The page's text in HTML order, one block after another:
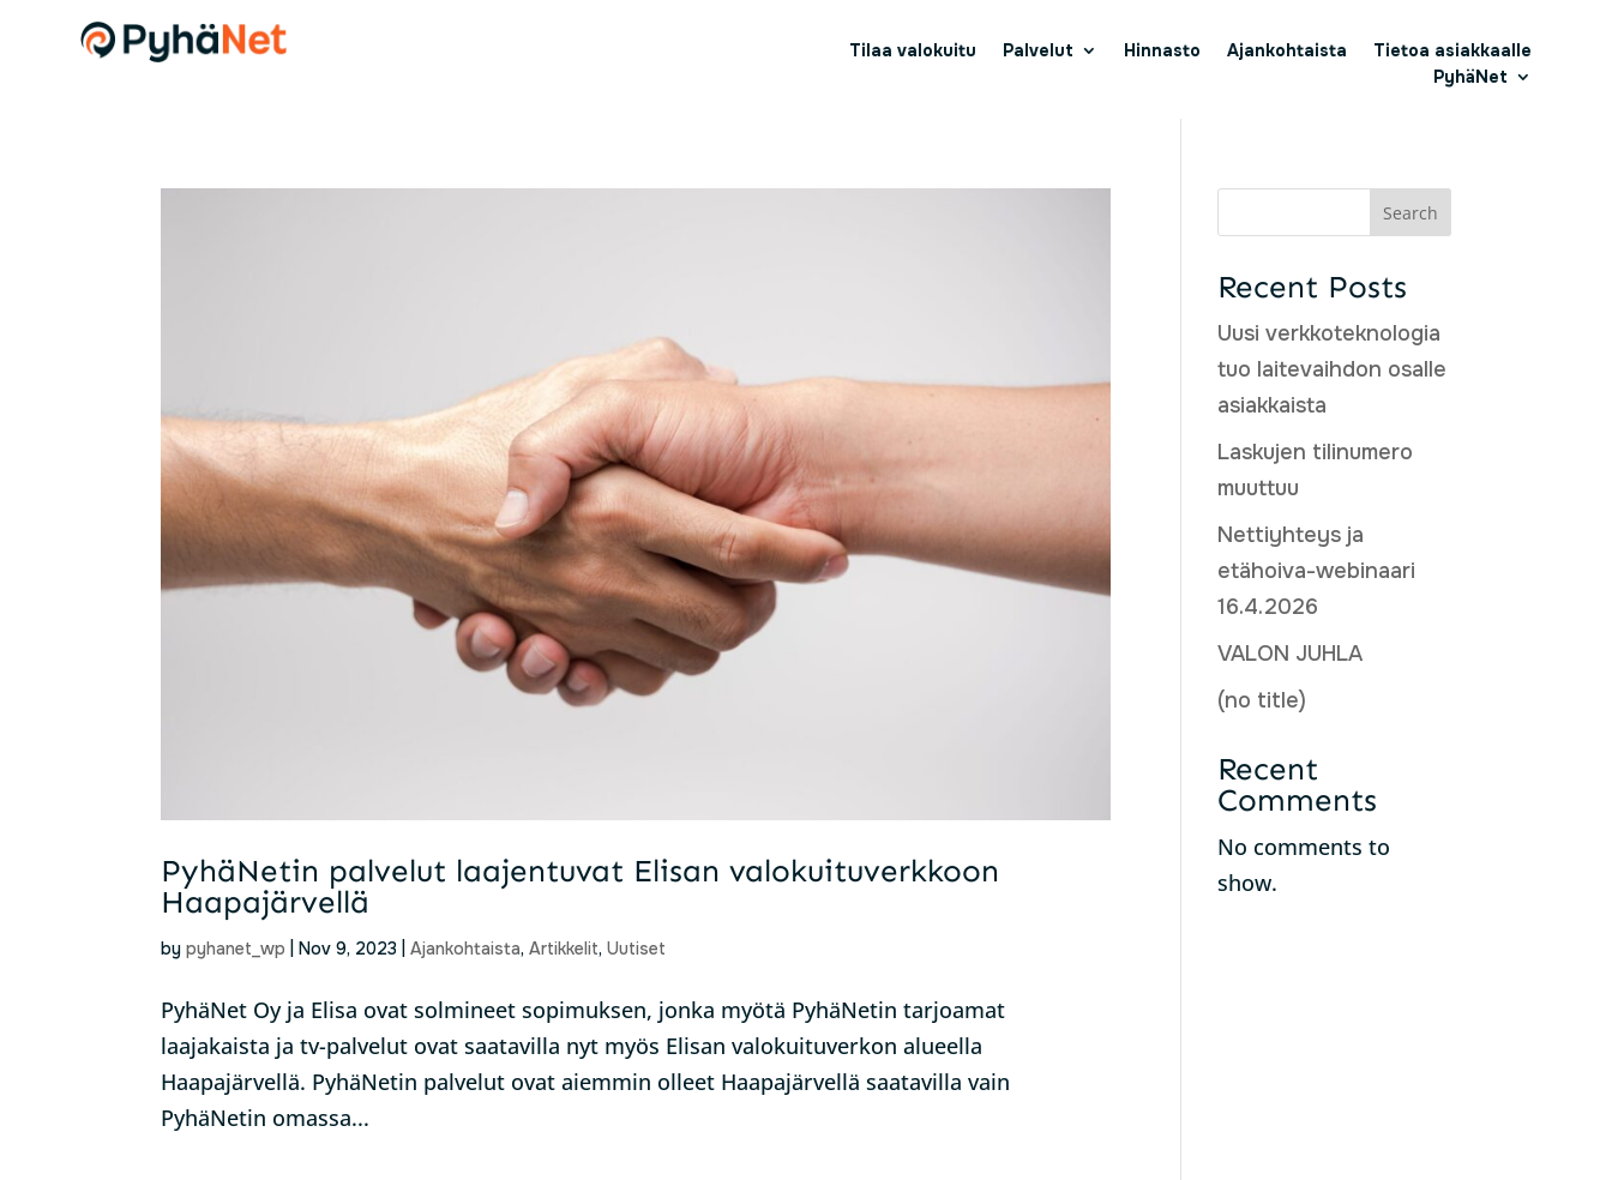
Tilaa valokuitu Palvelut Hinnasto Ajankohtaista
Tietoa asiakkaalle
PyhäNet
PyhäNetin palvelut laajentuvat Elisan valokuituverkkoon
Haapajärvellä
bypyhanet_wp |Nov 9, 2023 |Ajankohtaista,Artikkelit,Uutiset
PyhäNet Oy ja Elisa ovat solmineet sopimuksen, jonka myötä PyhäNetin tarjoamat
laajakaista ja tv-palvelut ovat saatavilla nyt myös Elisan valokuituverkon alueella
Haapajärvellä. PyhäNetin palvelut ovat aiemmin olleet Haapajärvellä saatavilla vain
PyhäNetin omassa...
Search
Recent Posts
Uusi verkkoteknologia
tuo laitevaihdon osalle
asiakkaista
Laskujen tilinumero
muuttuu
Nettiyhteys ja
etähoiva-webinaari
16.4.2026
VALON JUHLA
(no title)
Recent
Comments
No comments to
show.